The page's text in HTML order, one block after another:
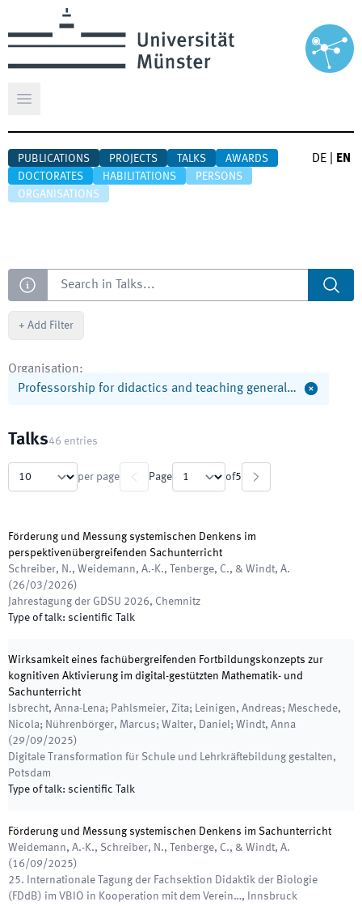
Open main menu
PUBLICATIONS PROJECTS TALKS
AWARDS
DOCTORATES
HABILITATIONS
PERSONS
ORGANISATIONS
DE EN
Search
+ Add Filter
Organisation:
Professorship for didactics and teaching general…
Talks46 entries
per page Page of5
Förderung und Messung systemischen Denkens im
perspektivenübergreifenden Sachunterricht
Schreiber, N., Weidemann, A.-K., Tenberge, C., & Windt, A.
( 26/03/2026)
Jahrestagung der GDSU 2026, Chemnitz
Type of talk: scientific Talk
Wirksamkeit eines fachübergreifenden Fortbildungskonzepts zur
kognitiven Aktivierung im digital-gestützten Mathematik- und
Sachunterricht
Isbrecht, Anna-Lena; Pahlsmeier, Zita; Leinigen, Andreas; Meschede,
Nicola; Nührenbörger, Marcus; Walter, Daniel; Windt, Anna
( 29/09/2025)
Digitale Transformation für Schule und Lehrkräftebildung gestalten,
Potsdam
Type of talk: scientific Talk
Förderung und Messung systemischen Denkens im Sachunterricht
Weidemann, A.-K., Schreiber, N., Tenberge, C., & Windt, A.
( 16/09/2025)
25. Internationale Tagung der Fachsektion Didaktik der Biologie
(FDdB) im VBIO in Kooperation mit dem Verein…,
Innsbruck